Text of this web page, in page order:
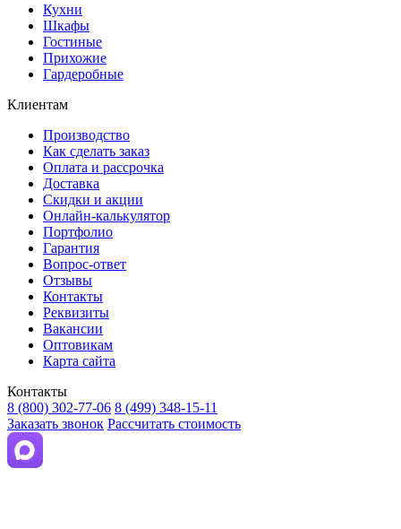
Кухни
Шкафы
Гостиные
Прихожие
Гардеробные
Клиентам
Производство
Как сделать заказ
Оплата и рассрочка
Доставка
Скидки и акции
Онлайн-калькулятор
Портфолио
Гарантия
Вопрос-ответ
Отзывы
Контакты
Реквизиты
Вакансии
Оптовикам
Карта сайта
Контакты
8 (800) 302-77-06 8 (499) 348-15-11
Заказать звонок Рассчитать стоимость